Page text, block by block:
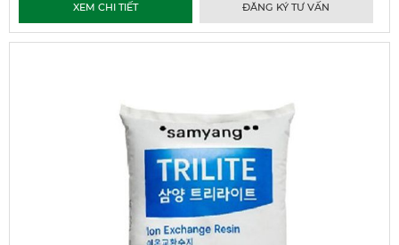
XEM CHI TIẾT ĐĂNG KÝ TƯ VẤN